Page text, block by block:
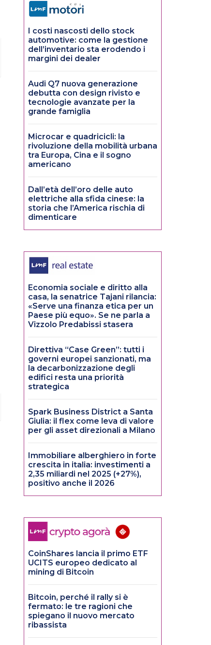
I costi nascosti dello stock
automotive: come la gestione
dell’inventario sta erodendo i
margini dei dealer
Audi Q7 nuova generazione
debutta con design rivisto e
tecnologie avanzate per la
grande famiglia
Microcar e quadricicli: la
rivoluzione della mobilità urbana
tra Europa, Cina e il sogno
americano
Dall’età dell’oro delle auto
elettriche alla sfida cinese: la
storia che l’America rischia di
dimenticare
Economia sociale e diritto alla
casa, la senatrice Tajani rilancia:
«Serve una finanza etica per un
Paese più equo». Se ne parla a
Vizzolo Predabissi stasera
Direttiva “Case Green”: tutti i
governi europei sanzionati, ma
la decarbonizzazione degli
edifici resta una priorità
strategica
Spark Business District a Santa
Giulia: il flex come leva di valore
per gli asset direzionali a Milano
Immobiliare alberghiero in forte
crescita in italia: investimenti a
2,35 miliardi nel 2025 (+27%),
positivo anche il 2026
CoinShares lancia il primo ETF
UCITS europeo dedicato al
mining di Bitcoin
Bitcoin, perché il rally si è
fermato: le tre ragioni che
spiegano il nuovo mercato
ribassista